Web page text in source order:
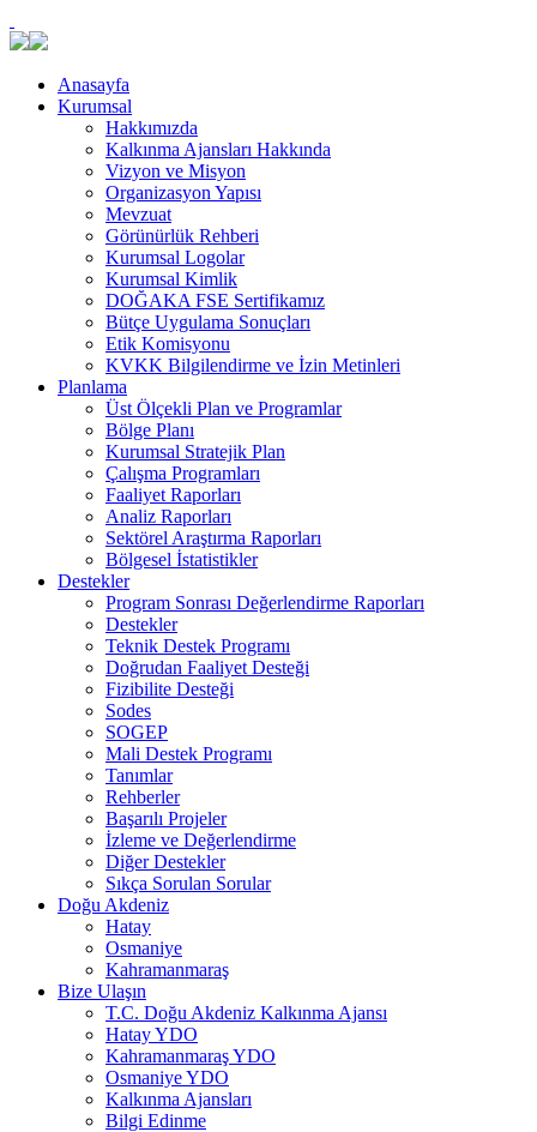
Anasayfa
Kurumsal
Hakkımızda
Kalkınma Ajansları Hakkında
Vizyon ve Misyon
Organizasyon Yapısı
Mevzuat
Görünürlük Rehberi
Kurumsal Logolar
Kurumsal Kimlik
DOĞAKA FSE Sertifikamız
Bütçe Uygulama Sonuçları
Etik Komisyonu
KVKK Bilgilendirme ve İzin Metinleri
Planlama
Üst Ölçekli Plan ve Programlar
Bölge Planı
Kurumsal Stratejik Plan
Çalışma Programları
Faaliyet Raporları
Analiz Raporları
Sektörel Araştırma Raporları
Bölgesel İstatistikler
Destekler
Program Sonrası Değerlendirme Raporları
Destekler
Teknik Destek Programı
Doğrudan Faaliyet Desteği
Fizibilite Desteği
Sodes
SOGEP
Mali Destek Programı
Tanımlar
Rehberler
Başarılı Projeler
İzleme ve Değerlendirme
Diğer Destekler
Sıkça Sorulan Sorular
Doğu Akdeniz
Hatay
Osmaniye
Kahramanmaraş
Bize Ulaşın
T.C. Doğu Akdeniz Kalkınma Ajansı
Hatay YDO
Kahramanmaraş YDO
Osmaniye YDO
Kalkınma Ajansları
Bilgi Edinme